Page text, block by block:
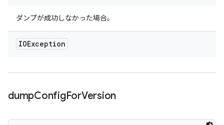
ダンプが成功しなかった場合。
IOException
dumpConfigForVersion